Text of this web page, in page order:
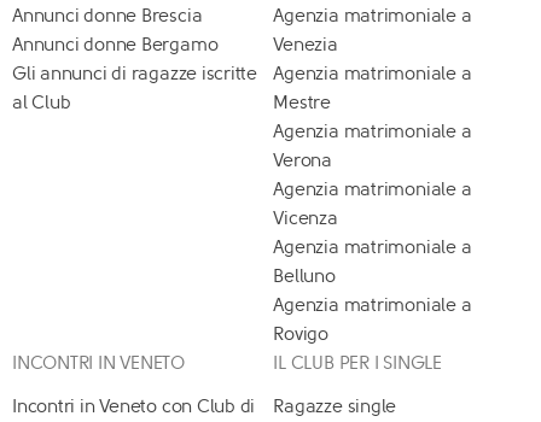
Annunci donne Brescia
Annunci donne Bergamo
Gli annunci di ragazze iscritte
al Club
Agenzia matrimoniale a
Venezia
Agenzia matrimoniale a
Mestre
Agenzia matrimoniale a
Verona
Agenzia matrimoniale a
Vicenza
Agenzia matrimoniale a
Belluno
Agenzia matrimoniale a
Rovigo
INCONTRI IN VENETO
Incontri in Veneto con Club di
IL CLUB PER I SINGLE
Ragazze single